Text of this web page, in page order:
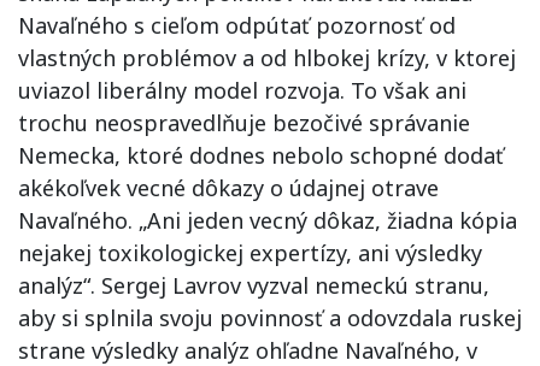
Navaľného s cieľom odpútať pozornosť od
vlastných problémov a od hlbokej krízy, v ktorej
uviazol liberálny model rozvoja. To však ani
trochu neospravedlňuje bezočivé správanie
Nemecka, ktoré dodnes nebolo schopné dodať
akékoľvek vecné dôkazy o údajnej otrave
Navaľného. „Ani jeden vecný dôkaz, žiadna kópia
nejakej toxikologickej expertízy, ani výsledky
analýz“. Sergej Lavrov vyzval nemeckú stranu,
aby si splnila svoju povinnosť a odovzdala ruskej
strane výsledky analýz ohľadne Navaľného, v